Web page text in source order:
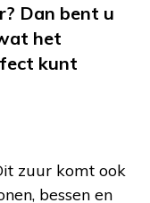
Dan bent u
het
kunt
zuur komt ook
bessen en